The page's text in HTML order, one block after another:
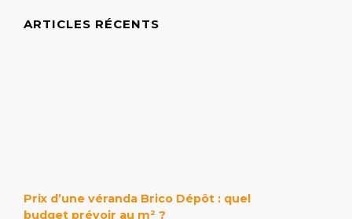
ARTICLES RÉCENTS
Prix d’une véranda Brico Dépôt : quel
budget prévoir au m² ?